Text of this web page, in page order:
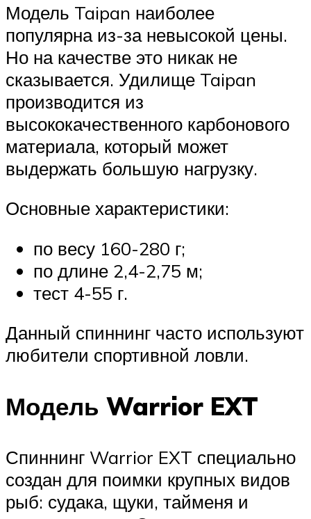
Модель Taipan наиболее
популярна из-за невысокой цены.
Но на качестве это никак не
сказывается. Удилище Taipan
производится из
высококачественного карбонового
материала, который может
выдержать большую нагрузку.
Основные характеристики:
по весу 160-280 г;
по длине 2,4-2,75 м;
тест 4-55 г.
Данный спиннинг часто используют
любители спортивной ловли.
Модель Warrior EXT
Спиннинг Warrior EXT специально
создан для поимки крупных видов
рыб: судака, щуки, тайменя и